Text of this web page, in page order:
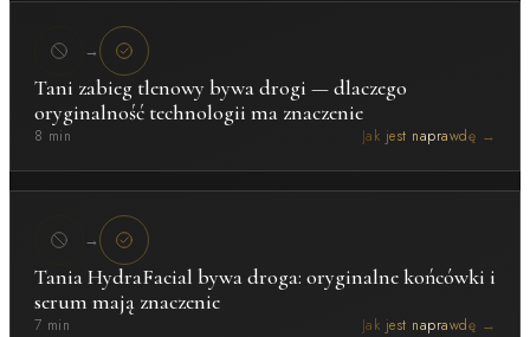
→
Tani zabieg tlenowy bywa drogi — dlaczego
oryginalność technologii ma znaczenie
8 min Jak jest naprawdę →
→
Tania HydraFacial bywa droga: oryginalne końcówki i
serum mają znaczenie
7 min Jak jest naprawdę →